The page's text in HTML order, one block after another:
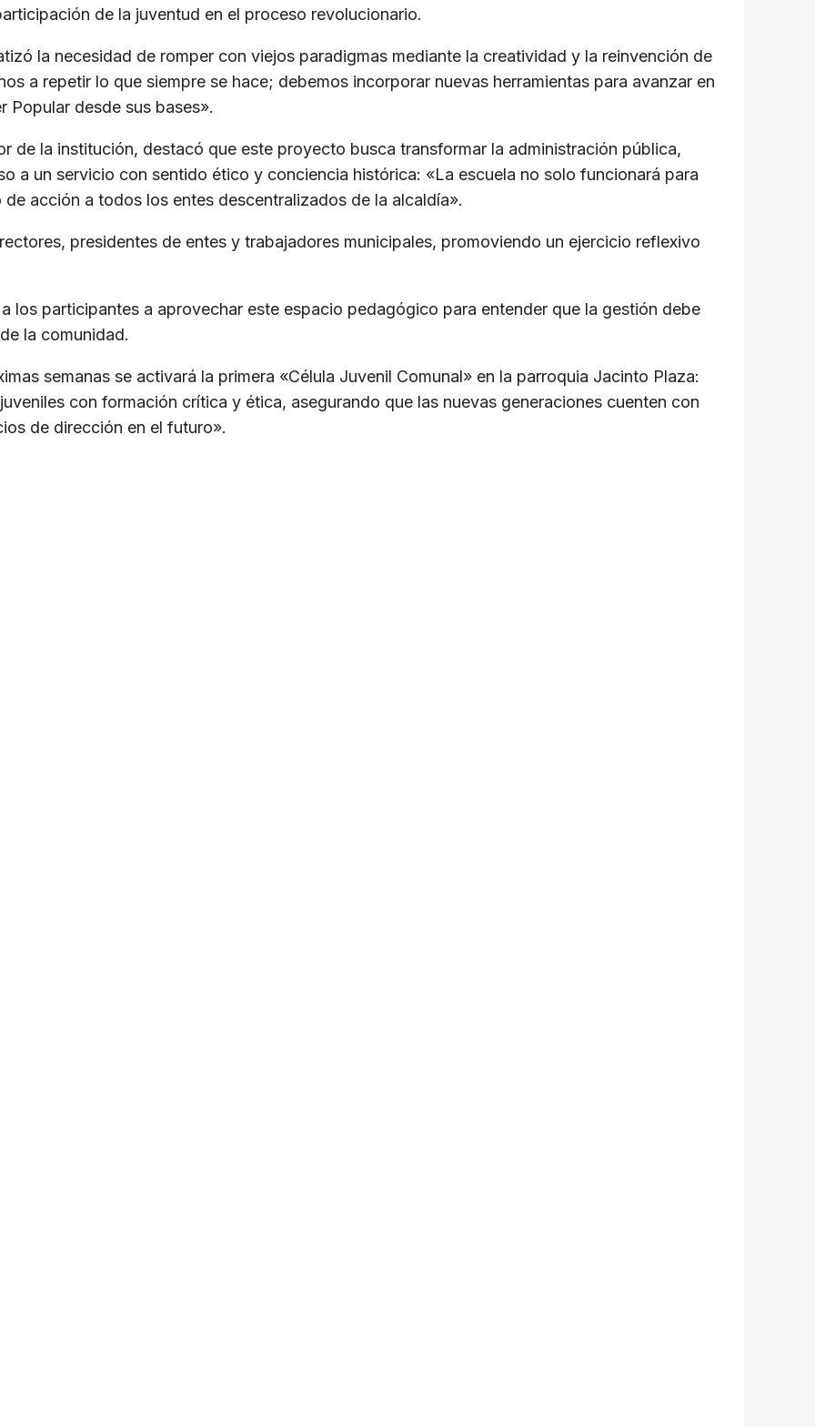
de la juventud en el proceso revolucionario.
la necesidad de romper con viejos paradigmas mediante la creatividad y la reinvención de
a repetir lo que siempre se hace; debemos incorporar nuevas herramientas para avanzar en
Popular desde sus bases».
de la institución, destacó que este proyecto busca transformar la administración pública,
a un servicio con sentido ético y conciencia histórica: «La escuela no solo funcionará para
acción a todos los entes descentralizados de la alcaldía».
presidentes de entes y trabajadores municipales, promoviendo un ejercicio reflexivo
los participantes a aprovechar este espacio pedagógico para entender que la gestión debe
la comunidad.
semanas se activará la primera «Célula Juvenil Comunal» en la parroquia Jacinto Plaza:
con formación crítica y ética, asegurando que las nuevas generaciones cuenten con
de dirección en el futuro».